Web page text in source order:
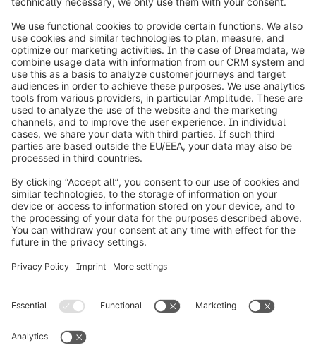
info@shopware.com
Informazioni su Shopware
Prodotti
Soluzioni